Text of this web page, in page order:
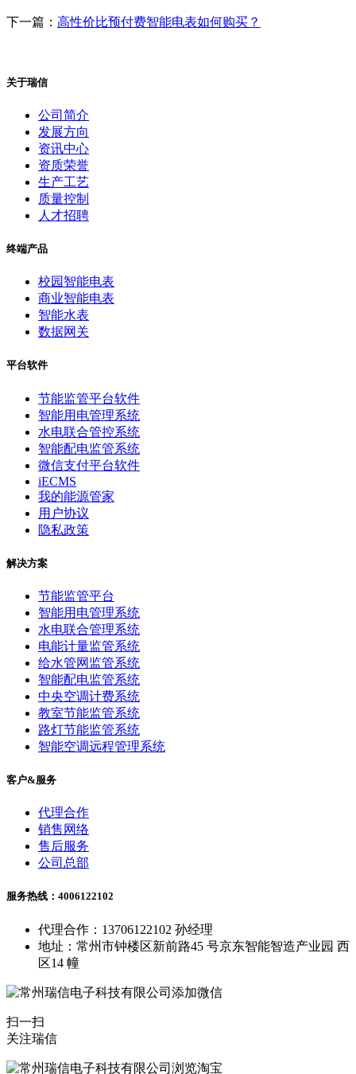
下一篇： 高性价比预付费智能电表如何购买？
关于瑞信
公司简介
发展方向
资讯中心
资质荣誉
生产工艺
质量控制
人才招聘
终端产品
校园智能电表
商业智能电表
智能水表
数据网关
平台软件
节能监管平台软件
智能用电管理系统
水电联合管控系统
智能配电监管系统
微信支付平台软件
iECMS
我的能源管家
用户协议
隐私政策
解决方案
节能监管平台
智能用电管理系统
水电联合管理系统
电能计量监管系统
给水管网监管系统
智能配电监管系统
中央空调计费系统
教室节能监管系统
路灯节能监管系统
智能空调远程管理系统
客户&服务
代理合作
销售网络
售后服务
公司总部
服务热线：4006122102
代理合作：13706122102 孙经理
地址：常州市钟楼区新前路45 号京东智能智造产业园 西
区14 幢
扫一扫
关注瑞信